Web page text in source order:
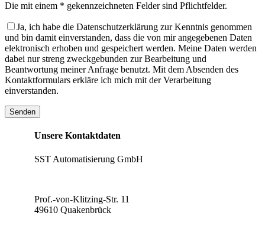
Die mit einem * gekennzeichneten Felder sind Pflichtfelder.
Ja, ich habe die Datenschutzerklärung zur Kenntnis genommen
und bin damit einverstanden, dass die von mir angegebenen Daten
elektronisch erhoben und gespeichert werden. Meine Daten werden
dabei nur streng zweckgebunden zur Bearbeitung und
Beantwortung meiner Anfrage benutzt. Mit dem Absenden des
Kontaktformulars erkläre ich mich mit der Verarbeitung
einverstanden.
Unsere Kontaktdaten
SST Automatisierung GmbH
Prof.-von-Klitzing-Str. 11
49610 Quakenbrück